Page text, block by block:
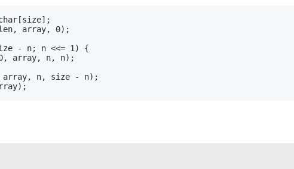
array, 0);
- n; n <<= 1) {
array, n, n);
n, size - n);